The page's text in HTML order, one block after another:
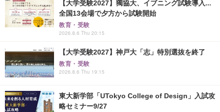
【大学受験2027】獨協大、イブニング試験導入...
全国13会場で夕方から試験開始
教育・受験
2026.8.6 Thu 20:15
【大学受験2027】神戸大「志」特別選抜を終了
教育・受験
2026.8.6 Thu 19:15
東大新学部「UTokyo College of Design」入試攻
略セミナー9/27